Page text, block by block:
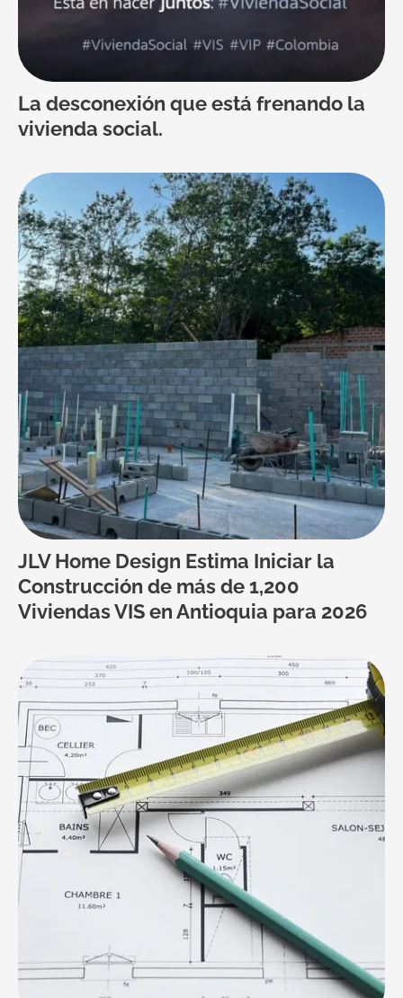
La desconexión que está frenando la
vivienda social.
JLV Home Design Estima Iniciar la
Construcción de más de 1,200
Viviendas VIS en Antioquia para 2026